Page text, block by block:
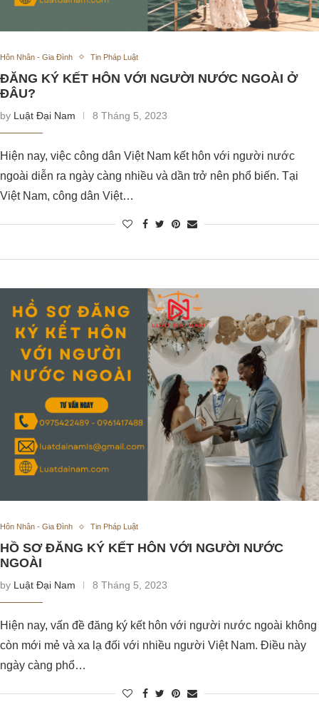
Hôn Nhân - Gia Đình Tin Pháp Luật
ĐĂNG KÝ KẾT HÔN VỚI NGƯỜI NƯỚC NGOÀI Ở
ĐÂU?
by Luật Đại Nam 8 Tháng 5, 2023
Hiện nay, việc công dân Việt Nam kết hôn với người nước
ngoài diễn ra ngày càng nhiều và dần trở nên phổ biến. Tại
Việt Nam, công dân Việt…
Hôn Nhân - Gia Đình Tin Pháp Luật
HỒ SƠ ĐĂNG KÝ KẾT HÔN VỚI NGƯỜI NƯỚC
NGOÀI
by Luật Đại Nam 8 Tháng 5, 2023
Hiện nay, vấn đề đăng ký kết hôn với người nước ngoài không
còn mới mẻ và xa lạ đối với nhiều người Việt Nam. Điều này
ngày càng phổ…